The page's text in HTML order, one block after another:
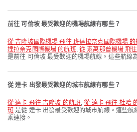
前往 可倫坡 最受歡迎的機場航線有哪些？
從 吉隆坡國際機場 飛往 班達拉奈克國際機場
達拉奈克國際機場 的航班, 從 素萬那普機場 飛
是前往 可倫坡 最受歡迎的機場航線。這些航線
從 達卡 出發最受歡迎的城市航線有哪些？
從 達卡 飛往 吉隆坡 的航班,從 達卡 飛往 杜哈
班 是從 達卡 出發最受歡迎的城市航線。這些
乘連接。